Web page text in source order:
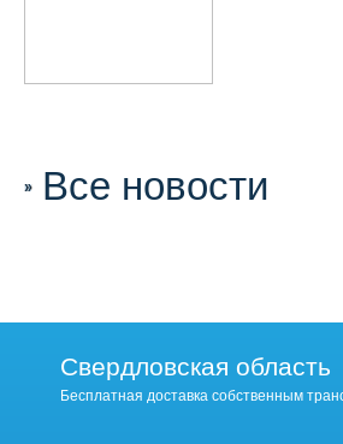
Все новости
Свердловская область
Бесплатная доставка собственным